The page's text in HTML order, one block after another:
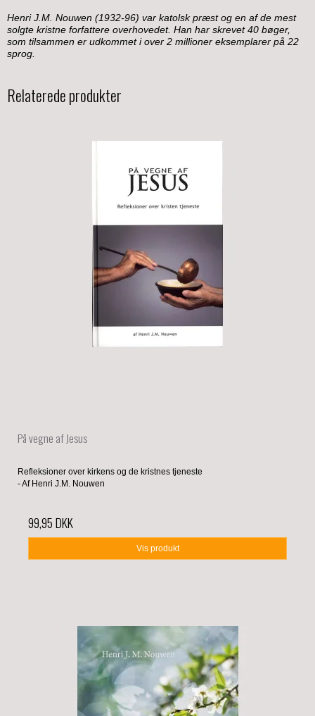
Henri J.M. Nouwen (1932-96) var katolsk præst og en af de mest
solgte kristne forfattere overhovedet. Han har skrevet 40 bøger,
som tilsammen er udkommet i over 2 millioner eksemplarer på 22
sprog.
Relaterede produkter
På vegne af Jesus
Refleksioner over kirkens og de kristnes tjeneste
- Af Henri J.M. Nouwen
99,95 DKK
Vis produkt